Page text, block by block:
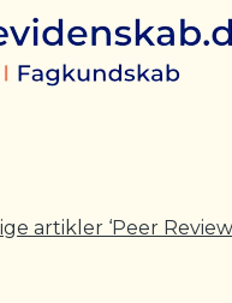
artikler ‘Peer
mail*